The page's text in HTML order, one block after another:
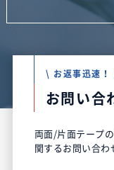
\ お返事迅速！
お問い合
両面/片面テープ
関するお問い合わ